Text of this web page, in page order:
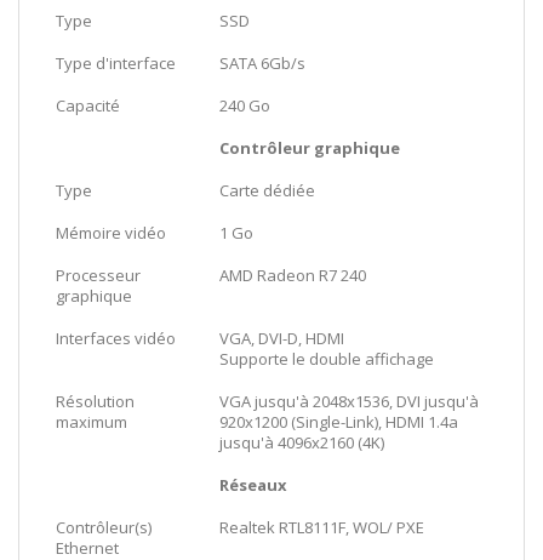
Type
SSD
Type d'interface
SATA 6Gb/s
Capacité
240 Go
Contrôleur graphique
Type
Carte dédiée
Mémoire vidéo
1 Go
Processeur
graphique
AMD Radeon R7 240
Interfaces vidéo
VGA, DVI-D, HDMI
Supporte le double affichage
Résolution
maximum
VGA jusqu'à 2048x1536, DVI jusqu'à
920x1200 (Single-Link), HDMI 1.4a
jusqu'à 4096x2160 (4K)
Réseaux
Contrôleur(s)
Ethernet
Realtek RTL8111F, WOL/ PXE